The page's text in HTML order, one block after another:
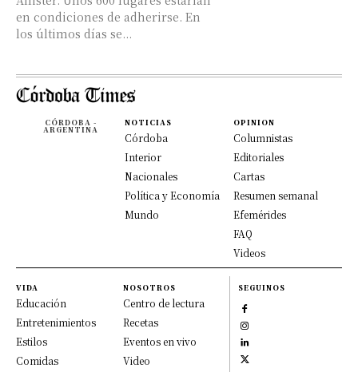
en condiciones de adherirse. En
los últimos días se...
CÓRDOBA -
ARGENTINA
NOTICIAS
Córdoba
Interior
Nacionales
Política y Economía
Mundo
OPINION
Columnistas
Editoriales
Cartas
Resumen semanal
Efemérides
FAQ
Videos
VIDA
Educación
Entretenimientos
Estilos
Comidas
NOSOTROS
Centro de lectura
Recetas
Eventos en vivo
Video
SEGUINOS